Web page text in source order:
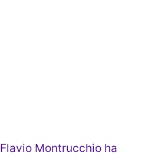
Flavio Montrucchio ha